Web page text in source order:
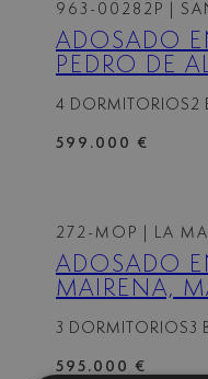
963-00282P |
ADOSADO
PEDRO DE
4 DORMITORIOS 2
599.000 €
272-MOP | LA
ADOSADO
MAIRENA,
3 DORMITORIOS3
595.000 €